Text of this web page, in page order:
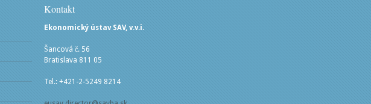
Kontakt
Ekonomický ústav SAV, v.v.i.
Šancová č. 56
Bratislava 811 05
Tel.: +421-2-5249 8214